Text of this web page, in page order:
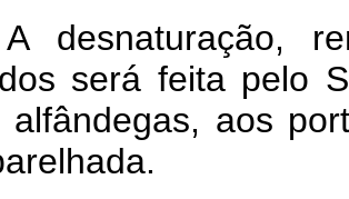
desnaturação,
será feita pelo
alfândegas, aos